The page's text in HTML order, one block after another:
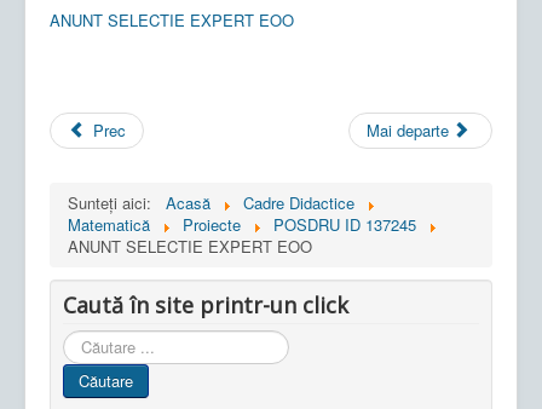
ANUNT SELECTIE EXPERT EOO
Prec Mai departe
Sunteți aici: Acasă
Cadre Didactice
Matematică
Proiecte
POSDRU ID 137245
ANUNT SELECTIE EXPERT EOO
Caută în site printr-un click
Cauta
in
site
Căutare